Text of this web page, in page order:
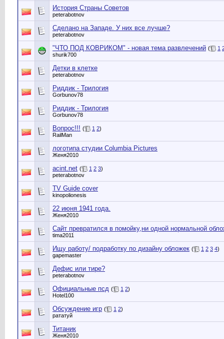
История Страны Советов
peterabotnov
Сделано на Западе. У них все лучше?
peterabotnov
"ЧТО ПОД КОВРИКОМ" - новая тема развлечений ( 1
shurik700
Детки в клетке
peterabotnov
Риддик - Трилогия
Gorbunov78
Риддик - Трилогия
Gorbunov78
Вопрос!!! ( 1 2)
RailMan
логотипа студии Columbia Pictures
Женя2010
acint.net ( 1 2 3)
peterabotnov
TV Guide cover
kinopolionesis
22 июня 1941 года.
Женя2010
Сайт превратился в помойку,ни одной нормальной
tima2011
Ищу работу/ подработку по дизайну обложек ( 1 2 3 4)
gapemaster
Дефис или тире?
peterabotnov
Официальные псд ( 1 2)
Hotel100
Обсуждение игр ( 1 2)
рататуй
Титаник
Женя2010